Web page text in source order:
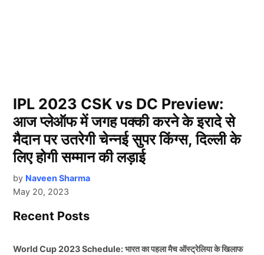
IPL 2023 CSK vs DC Preview:
आज प्लेऑफ में जगह पक्की करने के इरादे से
मैदान पर उतरेगी चेन्नई सुपर किंग्स, दिल्ली के
लिए होगी सम्मान की लड़ाई
by Naveen Sharma
May 20, 2023
Recent Posts
World Cup 2023 Schedule: भारत का पहला मैच ऑस्ट्रेलिया के खिलाफ